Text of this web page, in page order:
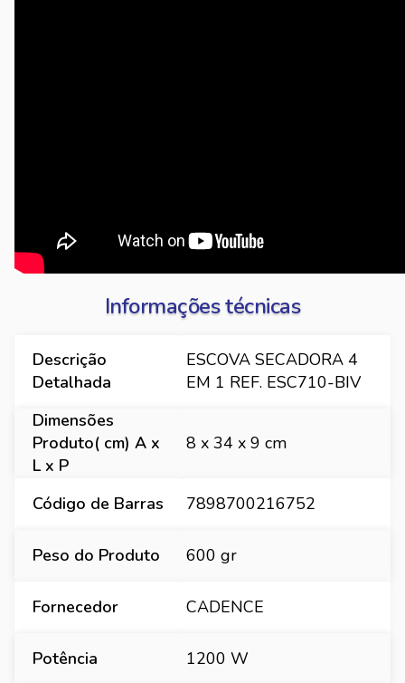
Informações técnicas
Descrição
Detalhada
ESCOVA SECADORA 4
EM 1 REF. ESC710-BIV
Dimensões
Produto( cm) A x
L x P
8 x 34 x 9 cm
Código de Barras 7898700216752
Peso do Produto 600 gr
Fornecedor CADENCE
Potência 1200 W